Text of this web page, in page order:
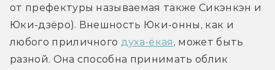
от префектуры называемая также Сикэнкэн и
Юки-дзёро). Внешность Юки-онны, как и
любого приличного духа-ёкая , может быть
разной. Она способна принимать облик